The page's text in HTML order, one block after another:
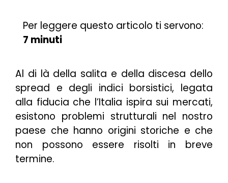
Per leggere questo articolo ti servono:
7 minuti
Al di là della salita e della discesa dello
spread e degli indici borsistici, legata
alla fiducia che l’Italia ispira sui mercati,
esistono problemi strutturali nel nostro
paese che hanno origini storiche e che
non possono essere risolti in breve
termine.